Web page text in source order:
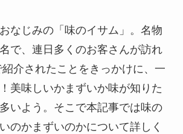
なじみの「味のイサム」。名物
で、連日多くのお客さんが訪れ
介されたことをきっかけに、一
美味しいかまずいか味が知りた
いよう。そこで本記事では味の
のかまずいのかについて詳しく